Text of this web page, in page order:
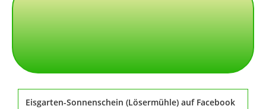
Eisgarten-Sonnenschein (Lösermühle) auf Facebook